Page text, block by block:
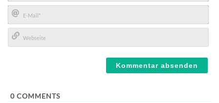
Name*
E-
Mail*
0 COMMENTS